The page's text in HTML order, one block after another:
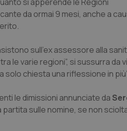
da ormai 9 mesi, anche a
sull’ex assessore alla
le varie regioni”, si sussurra da
solo chiesta una riflessione in
le dimissioni annunciate da
sulle nomine, se non